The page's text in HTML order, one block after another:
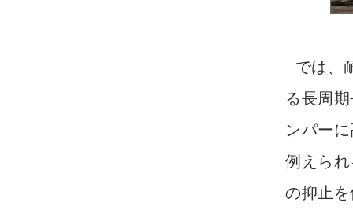
では、
る長周
ンパー
例えら
の抑止